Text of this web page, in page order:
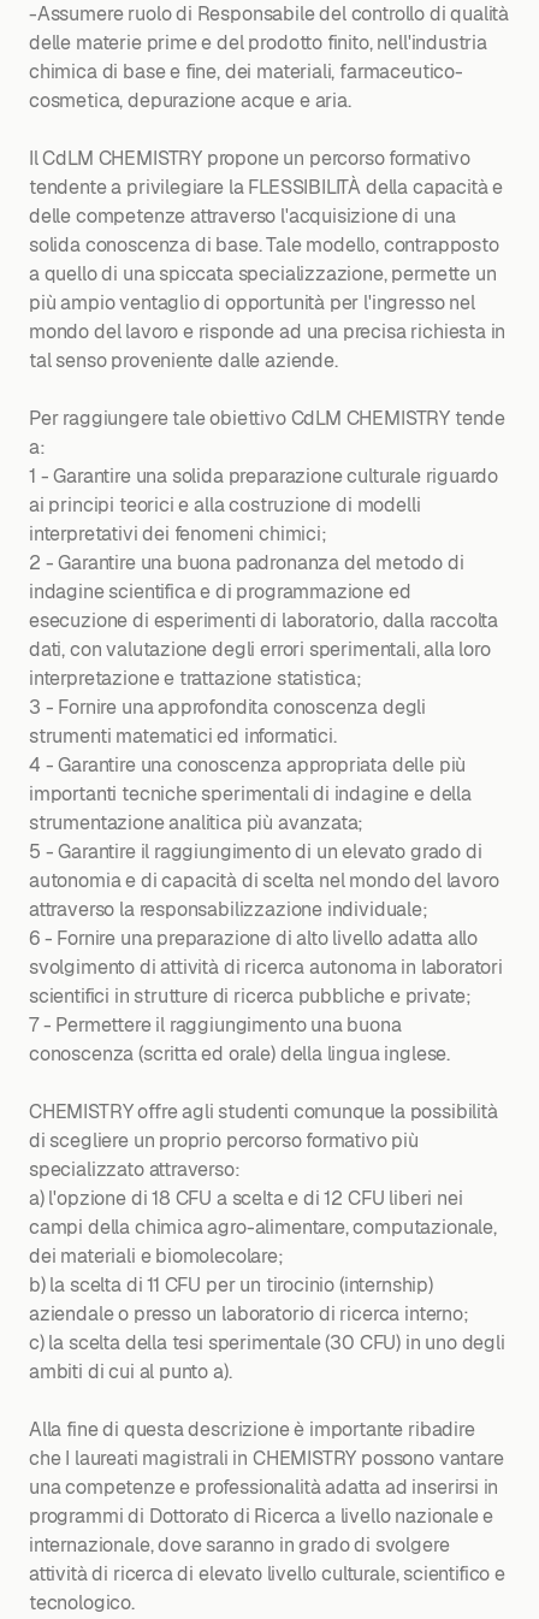
-Assumere ruolo di Responsabile del controllo di qualità
delle materie prime e del prodotto finito, nell'industria
chimica di base e fine, dei materiali, farmaceutico-
cosmetica, depurazione acque e aria.
Il CdLM CHEMISTRY propone un percorso formativo
tendente a privilegiare la FLESSIBILITÀ della capacità e
delle competenze attraverso l'acquisizione di una
solida conoscenza di base. Tale modello, contrapposto
a quello di una spiccata specializzazione, permette un
più ampio ventaglio di opportunità per l'ingresso nel
mondo del lavoro e risponde ad una precisa richiesta in
tal senso proveniente dalle aziende.
Per raggiungere tale obiettivo CdLM CHEMISTRY tende
a:
1 - Garantire una solida preparazione culturale riguardo
ai principi teorici e alla costruzione di modelli
interpretativi dei fenomeni chimici;
2 - Garantire una buona padronanza del metodo di
indagine scientifica e di programmazione ed
esecuzione di esperimenti di laboratorio, dalla raccolta
dati, con valutazione degli errori sperimentali, alla loro
interpretazione e trattazione statistica;
3 - Fornire una approfondita conoscenza degli
strumenti matematici ed informatici.
4 - Garantire una conoscenza appropriata delle più
importanti tecniche sperimentali di indagine e della
strumentazione analitica più avanzata;
5 - Garantire il raggiungimento di un elevato grado di
autonomia e di capacità di scelta nel mondo del lavoro
attraverso la responsabilizzazione individuale;
6 - Fornire una preparazione di alto livello adatta allo
svolgimento di attività di ricerca autonoma in laboratori
scientifici in strutture di ricerca pubbliche e private;
7 - Permettere il raggiungimento una buona
conoscenza (scritta ed orale) della lingua inglese.
CHEMISTRY offre agli studenti comunque la possibilità
di scegliere un proprio percorso formativo più
specializzato attraverso:
a) l'opzione di 18 CFU a scelta e di 12 CFU liberi nei
campi della chimica agro-alimentare, computazionale,
dei materiali e biomolecolare;
b) la scelta di 11 CFU per un tirocinio (internship)
aziendale o presso un laboratorio di ricerca interno;
c) la scelta della tesi sperimentale (30 CFU) in uno degli
ambiti di cui al punto a).
Alla fine di questa descrizione è importante ribadire
che I laureati magistrali in CHEMISTRY possono vantare
una competenze e professionalità adatta ad inserirsi in
programmi di Dottorato di Ricerca a livello nazionale e
internazionale, dove saranno in grado di svolgere
attività di ricerca di elevato livello culturale, scientifico e
tecnologico.